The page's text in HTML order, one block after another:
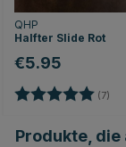
QHP
Halfter Slide Rot
€5.95
Bewertung: (7)
Produkte,